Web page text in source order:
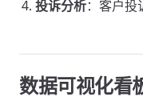
投诉分析：客户投
数据可视化看